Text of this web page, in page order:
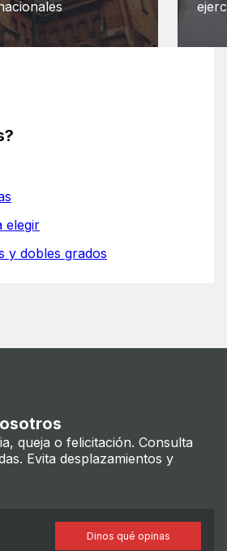
elegir
y dobles grados
queja o felicitación. Consulta
Evita desplazamientos y
Dinos qué opinas